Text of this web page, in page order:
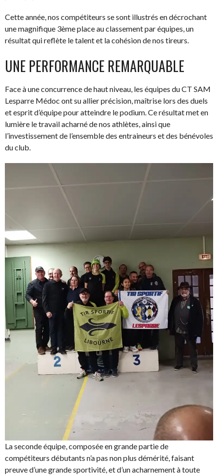
Cette année, nos compétiteurs se sont illustrés en décrochant
une magnifique 3ème place au classement par équipes, un
résultat qui reflète le talent et la cohésion de nos tireurs.
UNE PERFORMANCE REMARQUABLE
Face à une concurrence de haut niveau, les équipes du CT SAM
Lesparre Médoc ont su allier précision, maîtrise lors des duels
et esprit d’équipe pour atteindre le podium. Ce résultat met en
lumière le travail acharné de nos athlètes, ainsi que
l’investissement de l’ensemble des entraineurs et des bénévoles
du club.
La seconde équipe, composée en grande partie de
compétiteurs débutants n’a pas non plus démérité, faisant
preuve d’une grande sportivité, et d’un acharnement à toute